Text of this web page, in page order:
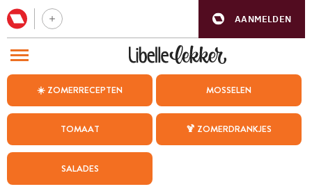
AANMELDEN
☀️ ZOMERRECEPTEN MOSSELEN
TOMAAT 🍹 ZOMERDRANKJES
SALADES
BEZOEK ONZE ANDERE WEBSITES
WEEKMENU
CHAT MET MAIA